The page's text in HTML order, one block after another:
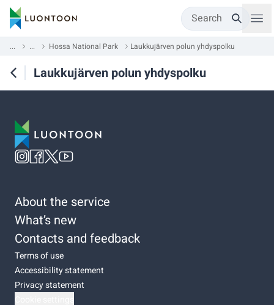
Search
... ... Hossa National Park Laukkujärven polun yhdyspolku
Laukkujärven polun yhdyspolku
About the service
What’s new
Contacts and feedback
Terms of use
Accessibility statement
Privacy statement